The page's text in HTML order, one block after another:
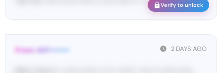
Verify to unlock
2 DAYS AGO
From: 447••••••••